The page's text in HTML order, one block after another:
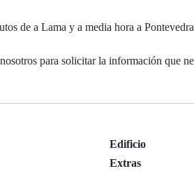
de a Lama y a media hora a
para solicitar la información que
Edificio
Extras